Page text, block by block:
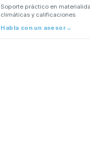
Soporte práctico en
climáticas y calificaciones.
Habla con un asesor→